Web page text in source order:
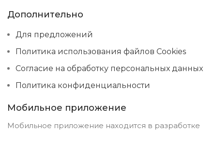
Дополнительно
Для предложений
Политика использования файлов Cookies
Согласие на обработку персональных данных
Политика конфиденциальности
Мобильное приложение
Мобильное приложение находится в разработке